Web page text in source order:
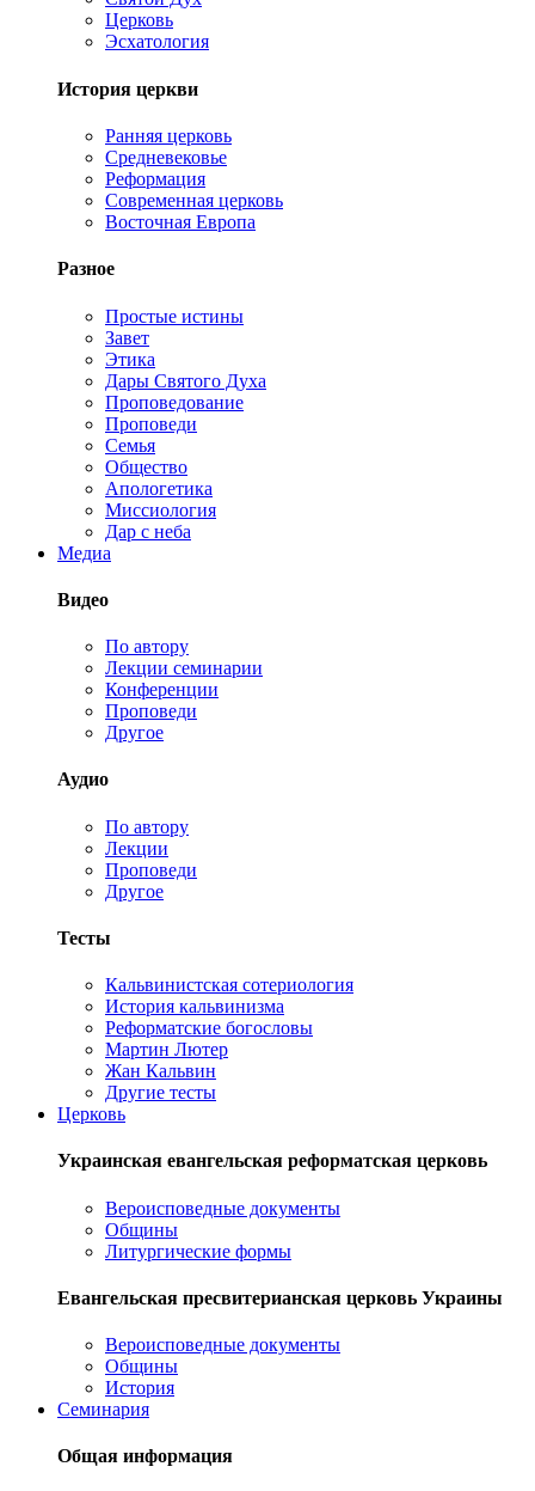
Церковь
Эсхатология
История церкви
Ранняя церковь
Средневековье
Реформация
Современная церковь
Восточная Европа
Разное
Простые истины
Завет
Этика
Дары Святого Духа
Проповедование
Проповеди
Семья
Общество
Апологетика
Миссиология
Дар с неба
Медиа
Видео
По автору
Лекции семинарии
Конференции
Проповеди
Другое
Аудио
По автору
Лекции
Проповеди
Другое
Тесты
Кальвинистская сотериология
История кальвинизма
Реформатские богословы
Мартин Лютер
Жан Кальвин
Другие тесты
Церковь
Украинская евангельская реформатская церковь
Вероисповедные документы
Общины
Литургические формы
Евангельская пресвитерианская церковь Украины
Вероисповедные документы
Общины
История
Семинария
Общая информация